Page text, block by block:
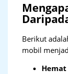
Berikut
mobil